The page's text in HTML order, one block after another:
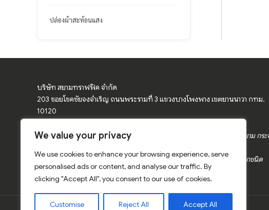
We value your privacy
We use cookies to enhance your browsing experience, serve
personalised ads or content, and analyse our traffic. By
clicking "Accept All", you consent to our use of cookies.
Customise Reject All Accept All
ปล่องผ้าสะท้อนแสง
บริษัท สยามทราฟฟิค จำกัด
203 ซอยโชคชัยจงจำเริญ ถนนพระรามที่ 3 แขวงบางโพงพาง เขตยานนาวา กทม.
10120
จำหน่ายอุปกรณ์จราจร ป้ายจราจร ป้ายเตือน กรวยจราจร แผงกั้นจราจร ป้อมยาม กร
การ์ดเรล ป้ายเซฟตี้ สีเทอร์โมพลาสติก สติ๊กเกอร์สะท้อนแสง อุปกรณ์จราจรทุกชนิด